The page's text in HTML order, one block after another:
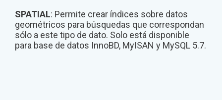
SPATIAL: Permite crear índices sobre datos
geométricos para búsquedas que correspondan
sólo a este tipo de dato. Solo está disponible
para base de datos InnoBD, MyISAN y MySQL 5.7.